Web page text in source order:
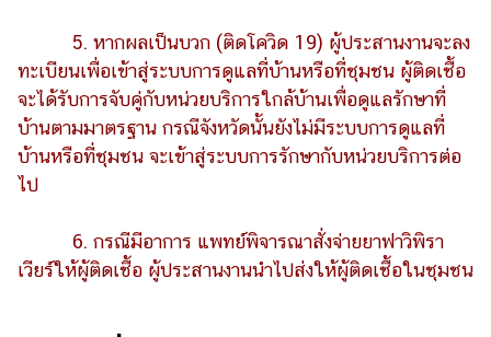
5. หากผลเป็นบวก (ติดโควิด 19) ผู้ประสานงานจะลง
ทะเบียนเพื่อเข้าสู่ระบบการดูแลที่บ้านหรือที่ชุมชน ผู้ติดเชื้อ
จะได้รับการจับคู่กับหน่วยบริการใกล้บ้านเพื่อดูแลรักษาที่
บ้านตามมาตรฐาน กรณีจังหวัดนั้นยังไม่มีระบบการดูแลที่
บ้านหรือที่ชุมชน จะเข้าสู่ระบบการรักษากับหน่วยบริการต่อ
ไป
6. กรณีมีอาการ แพทย์พิจารณาสั่งจ่ายยาฟาวิพิรา
เวียร์ให้ผู้ติดเชื้อ ผู้ประสานงานนำไปส่งให้ผู้ติดเชื้อในชุมชน